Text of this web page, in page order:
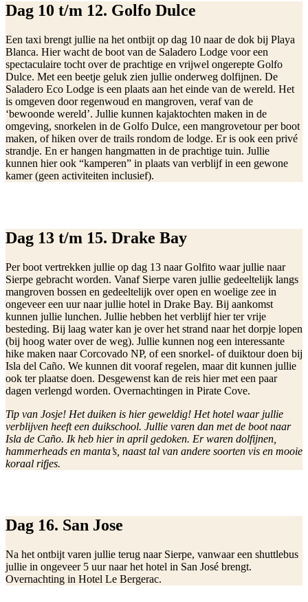
Dag 10 t/m 12. Golfo Dulce
Een taxi brengt jullie na het ontbijt op dag 10 naar de dok bij Playa
Blanca. Hier wacht de boot van de Saladero Lodge voor een
spectaculaire tocht over de prachtige en vrijwel ongerepte Golfo
Dulce. Met een beetje geluk zien jullie onderweg dolfijnen. De
Saladero Eco Lodge is een plaats aan het einde van de wereld. Het
is omgeven door regenwoud en mangroven, veraf van de
‘bewoonde wereld’. Jullie kunnen kajaktochten maken in de
omgeving, snorkelen in de Golfo Dulce, een mangrovetour per boot
maken, of hiken over de trails rondom de lodge. Er is ook een privé
strandje. En er hangen hangmatten in de prachtige tuin. Jullie
kunnen hier ook “kamperen” in plaats van verblijf in een gewone
kamer (geen activiteiten inclusief).
Dag 13 t/m 15. Drake Bay
Per boot vertrekken jullie op dag 13 naar Golfito waar jullie naar
Sierpe gebracht worden. Vanaf Sierpe varen jullie gedeeltelijk langs
mangroven bossen en gedeeltelijk over open en woelige zee in
ongeveer een uur naar jullie hotel in Drake Bay. Bij aankomst
kunnen jullie lunchen. Jullie hebben het verblijf hier ter vrije
besteding. Bij laag water kan je over het strand naar het dorpje lopen
(bij hoog water over de weg). Jullie kunnen nog een interessante
hike maken naar Corcovado NP, of een snorkel- of duiktour doen bij
Isla del Caño. We kunnen dit vooraf regelen, maar dit kunnen jullie
ook ter plaatse doen. Desgewenst kan de reis hier met een paar
dagen verlengd worden. Overnachtingen in Pirate Cove.
Tip van Josje! Het duiken is hier geweldig! Het hotel waar jullie
verblijven heeft een duikschool. Jullie varen dan met de boot naar
Isla de Caño. Ik heb hier in april gedoken. Er waren dolfijnen,
hammerheads en manta’s, naast tal van andere soorten vis en mooie
koraal rifjes.
Dag 16. San Jose
Na het ontbijt varen jullie terug naar Sierpe, vanwaar een shuttlebus
jullie in ongeveer 5 uur naar het hotel in San José brengt.
Overnachting in Hotel Le Bergerac.